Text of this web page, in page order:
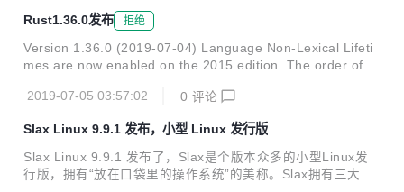
支持新设备，改进对现有硬件的支持，以及作为最新的软件包
和最新的安全补丁。 在更新日志中首先要提到的是Debian 10
支持的架构，本次版本更新除了32位PC（i386）和64位PC
（AMD64）之外，还支持64位ARM（arm64），ARM EABI
Rust1.36.0发布 拒绝
Version 1.36.0 (2019-07-04) Language Non-Lexical Lifeti
mes are now enabled on the 2015 edition. The order of tr
object. e.g. dyn Send + fmt::Debug is now equivalent to d
ase. Librarie...
2019-07-05 03:57:02 0 评论
Slax Linux 9.9.1 发布，小型 Linux 发行版
Slax Linux 9.9.1 发布了，Slax是个版本众多的小型Linux发
行版，拥有“放在口袋里的操作系统”的美称。Slax拥有三大